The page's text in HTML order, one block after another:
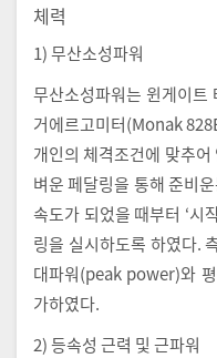
체력
1) 무산소성파워
무산소성파워는 윈게이트
거에르고미터(Monak
개인의 체격조건에 맞추
벼운 페달링을 통해 준비
속도가 되었을 때부터 ‘시
링을 실시하도록 하였다.
대파워(peak power)와
가하였다.
2) 등속성 근력 및 근파워